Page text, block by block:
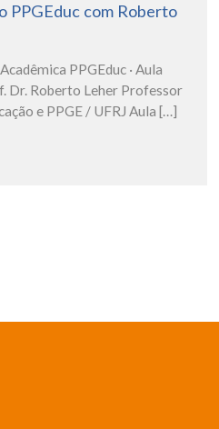
PPGEduc com Roberto
PPGEduc · Aula
Dr. Roberto Leher Professor
e PPGE / UFRJ Aula […]